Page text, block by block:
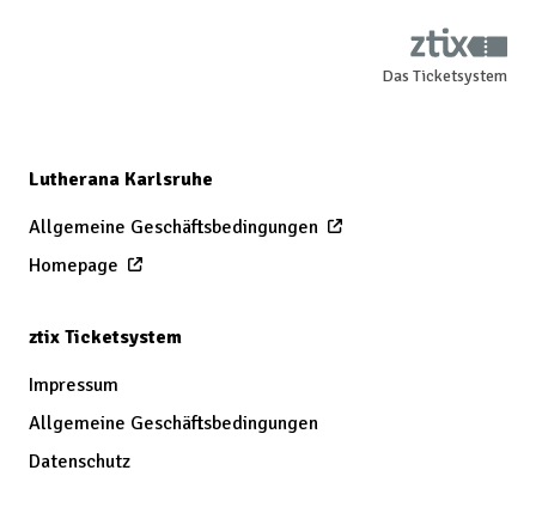
Das Ticketsystem
Lutherana Karlsruhe
Allgemeine Geschäftsbedingungen
Homepage
ztix Ticketsystem
Impressum
Allgemeine Geschäftsbedingungen
Datenschutz